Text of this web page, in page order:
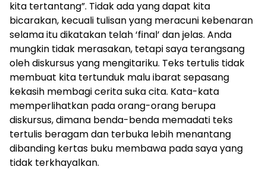
kita tertantang”. Tidak ada yang dapat kita
bicarakan, kecuali tulisan yang meracuni kebenaran
selama itu dikatakan telah ‘final’ dan jelas. Anda
mungkin tidak merasakan, tetapi saya terangsang
oleh diskursus yang mengitariku. Teks tertulis tidak
membuat kita tertunduk malu ibarat sepasang
kekasih membagi cerita suka cita. Kata-kata
memperlihatkan pada orang-orang berupa
diskursus, dimana benda-benda memadati teks
tertulis beragam dan terbuka lebih menantang
dibanding kertas buku membawa pada saya yang
tidak terkhayalkan.